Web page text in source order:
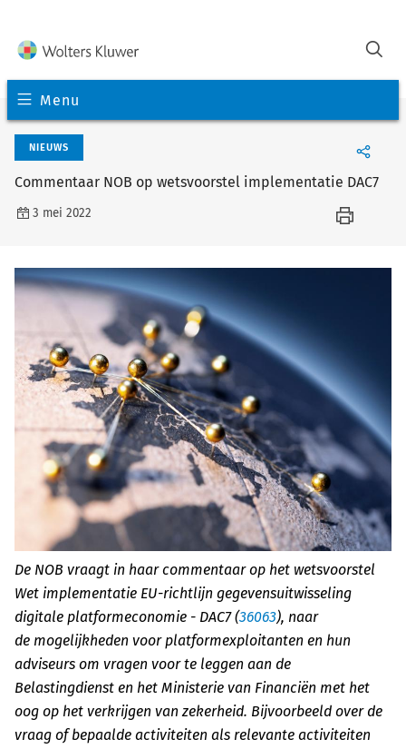
Menu
NIEUWS
Commentaar NOB op wetsvoorstel implementatie DAC7
3 mei 2022
De NOB vraagt in haar commentaar op het wetsvoorstel
Wet implementatie EU-richtlijn gegevensuitwisseling
digitale platformeconomie - DAC7 (36063), naar
de mogelijkheden voor platformexploitanten en hun
adviseurs om vragen voor te leggen aan de
Belastingdienst en het Ministerie van Financiën met het
oog op het verkrijgen van zekerheid. Bijvoorbeeld over de
vraag of bepaalde activiteiten als relevante activiteiten